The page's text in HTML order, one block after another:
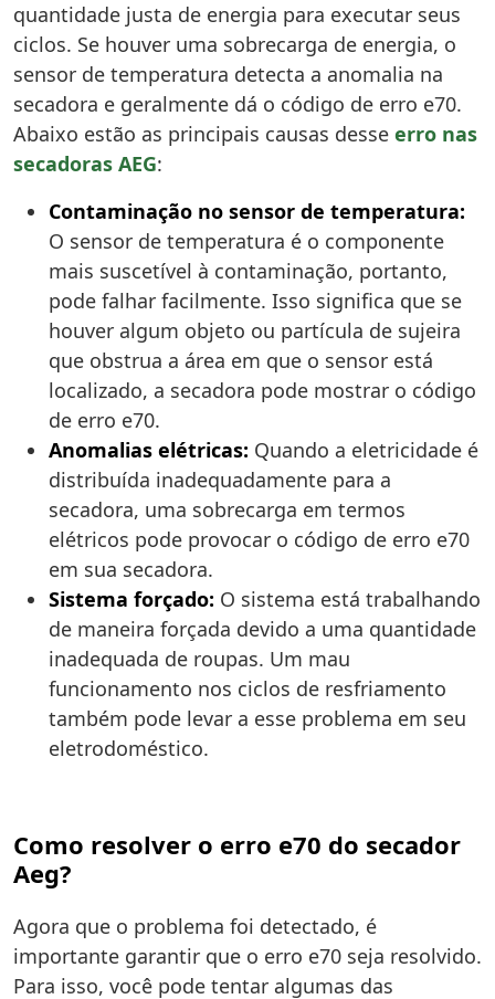
quantidade justa de energia para executar seus
ciclos. Se houver uma sobrecarga de energia, o
sensor de temperatura detecta a anomalia na
secadora e geralmente dá o código de erro e70.
Abaixo estão as principais causas desse erro nas
secadoras AEG:
Contaminação no sensor de temperatura:
O sensor de temperatura é o componente
mais suscetível à contaminação, portanto,
pode falhar facilmente. Isso significa que se
houver algum objeto ou partícula de sujeira
que obstrua a área em que o sensor está
localizado, a secadora pode mostrar o código
de erro e70.
Anomalias elétricas: Quando a eletricidade é
distribuída inadequadamente para a
secadora, uma sobrecarga em termos
elétricos pode provocar o código de erro e70
em sua secadora.
Sistema forçado: O sistema está trabalhando
de maneira forçada devido a uma quantidade
inadequada de roupas. Um mau
funcionamento nos ciclos de resfriamento
também pode levar a esse problema em seu
eletrodoméstico.
Como resolver o erro e70 do secador
Aeg?
Agora que o problema foi detectado, é
importante garantir que o erro e70 seja resolvido.
Para isso, você pode tentar algumas das